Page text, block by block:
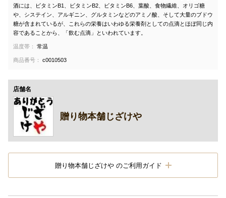
酒には、ビタミンB1、ビタミンB2、ビタミンB6、葉酸、食物繊維、オリゴ糖
や、システイン、アルギニン、グルタミンなどのアミノ酸、そして大量のブドウ
糖が含まれているが、これらの栄養はいわゆる栄養剤としての点滴とほぼ同じ内
容であることから、「飲む点滴」といわれています。
温度帯： 常温
商品番号： c0010503
店舗名
贈り物本舗じざけや
贈り物本舗じざけや のご利用ガイド